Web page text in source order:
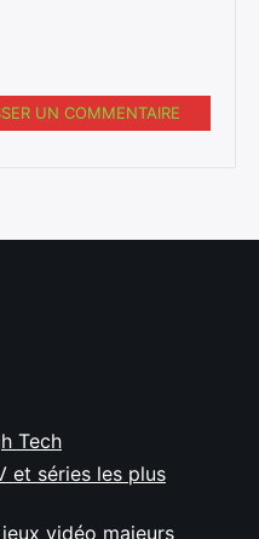
UN COMMENTAIRE
Tech
et séries les plus
vidéo majeurs